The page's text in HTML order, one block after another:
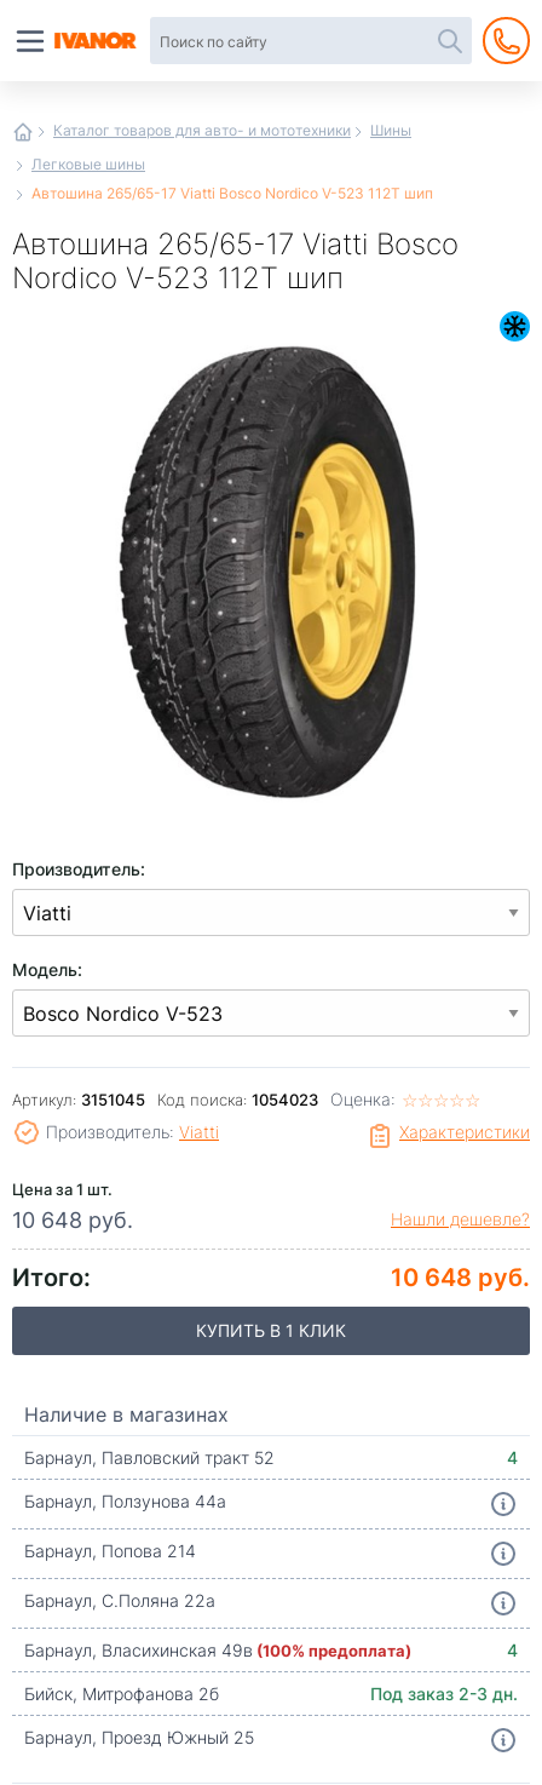
Каталог товаров для авто- и мототехники
Шины
Легковые шины
Автошина 265/65-17 Viatti Bosco Nordico V-523 112T шип
Автошина 265/65-17 Viatti Bosco
Nordico V-523 112T шип
Производитель:
Модель:
Артикул: 3151045 Код поиска: 1054023 Оценка: ☆☆☆☆☆
★★★★★
Характеристики
Производитель: Viatti
Цена за 1 шт.
10 648 руб. Нашли дешевле?
Итого: 10 648 руб.
КУПИТЬ В 1 КЛИК
Наличие в магазинах
Барнаул, Павловский тракт 52
4
Барнаул, Ползунова 44а
Барнаул, Попова 214
Барнаул, С.Поляна 22а
Барнаул, Власихинская 49в (100% предоплата)
4
Бийск, Митрофанова 2б
Под заказ 2-3 дн.
Барнаул, Проезд Южный 25
интернет-